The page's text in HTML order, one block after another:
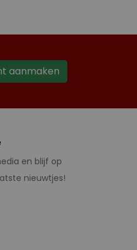
aanmaken
en blijf op
nieuwtjes!